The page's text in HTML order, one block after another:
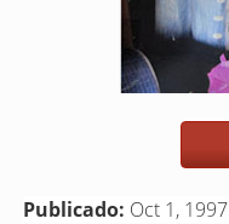
Publicado: Oct 1, 1997